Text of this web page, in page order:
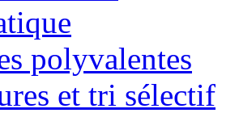
polyvalentes
et tri sélectif